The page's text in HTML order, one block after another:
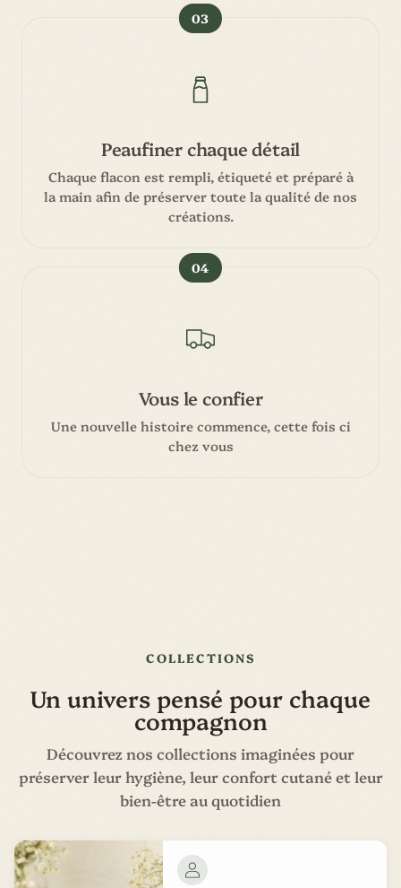
03
Peaufiner chaque détail
Chaque flacon est rempli, étiqueté et préparé à
la main afin de préserver toute la qualité de nos
créations.
04
Vous le confier
Une nouvelle histoire commence, cette fois ci
chez vous
COLLECTIONS
Un univers pensé pour chaque
compagnon
Découvrez nos collections imaginées pour
préserver leur hygiène, leur confort cutané et leur
bien-être au quotidien